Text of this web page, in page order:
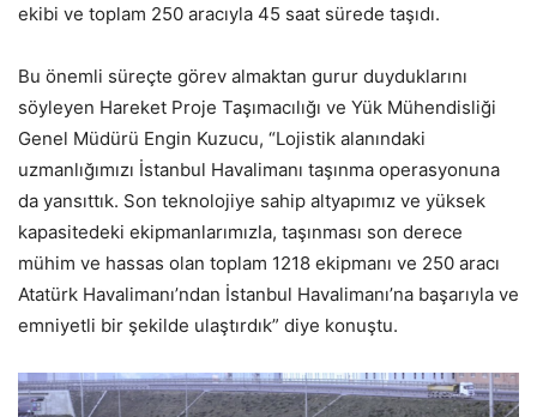
ekibi ve toplam 250 aracıyla 45 saat sürede taşıdı.
Bu önemli süreçte görev almaktan gurur duyduklarını
söyleyen Hareket Proje Taşımacılığı ve Yük Mühendisliği
Genel Müdürü Engin Kuzucu, “Lojistik alanındaki
uzmanlığımızı İstanbul Havalimanı taşınma operasyonuna
da yansıttık. Son teknolojiye sahip altyapımız ve yüksek
kapasitedeki ekipmanlarımızla, taşınması son derece
mühim ve hassas olan toplam 1218 ekipmanı ve 250 aracı
Atatürk Havalimanı’ndan İstanbul Havalimanı’na başarıyla ve
emniyetli bir şekilde ulaştırdık” diye konuştu.